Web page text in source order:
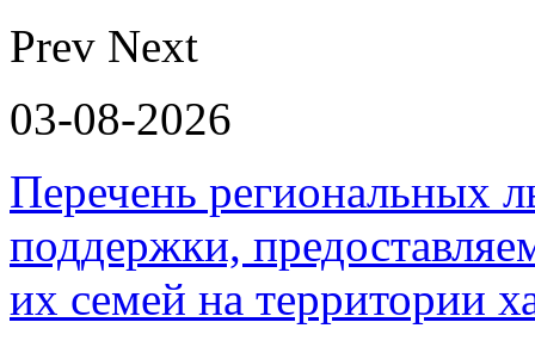
Prev Next
03-08-2026
Перечень региональных
поддержки,
их семей на территории